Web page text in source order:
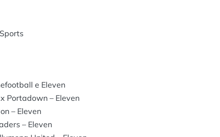
e Eleven
Portadown – Eleven
– Eleven
– Eleven